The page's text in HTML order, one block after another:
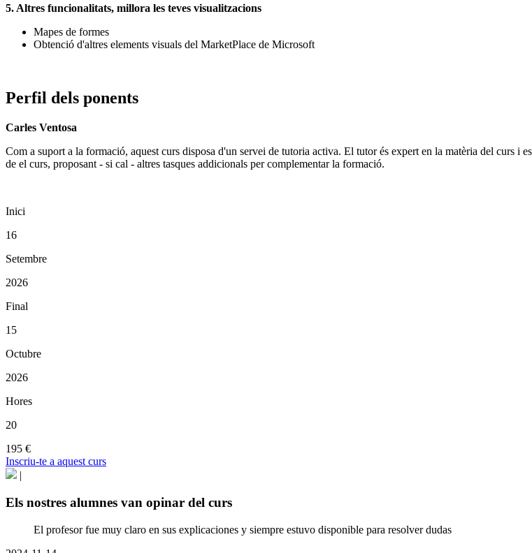
5. Altres funcionalitats, millora les teves visualitzacions
Mapes de formes
Obtenció d'altres elements visuals del MarketPlace de Microsoft
Perfil dels ponents
Carles Ventosa
Com a suport a la formació, aquest curs disposa d'un servei de tutoria activa. El tutor és expert en la matèria del curs i
de el curs, proposant - si cal - altres tasques addicionals per complementar la formació.
Inici
16
Setembre
2026
Final
15
Octubre
2026
Hores
20
195 €
Inscriu-te a aquest curs
|
Els nostres alumnes van opinar del curs
El profesor fue muy claro en sus explicaciones y siempre estuvo disponible para resolver dudas